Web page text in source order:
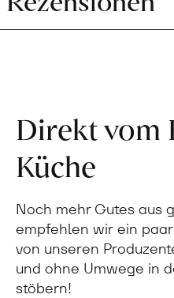
Direkt vom
Küche
Noch mehr Gutes aus
empfehlen wir ein
von unseren
und ohne Umwege in
stöbern!